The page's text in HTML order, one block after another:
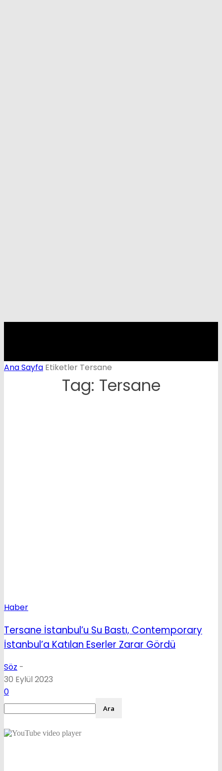
Ana Sayfa Etiketler Tersane
Tag: Tersane
Haber
Tersane İstanbul’u Su Bastı, Contemporary
İstanbul’a Katılan Eserler Zarar Gördü
Söz -
30 Eylül 2023
0